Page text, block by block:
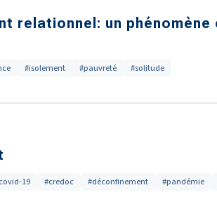
relationnel: un
#isolement #pauvreté #solitude
19 #credoc #déconfinement #pandémie